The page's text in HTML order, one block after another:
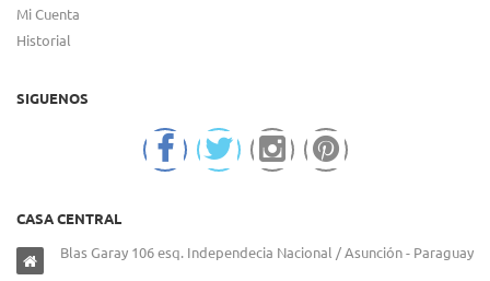
Mi Cuenta
Historial
SIGUENOS
CASA CENTRAL
Blas Garay 106 esq. Independecia Nacional / Asunción - Paraguay